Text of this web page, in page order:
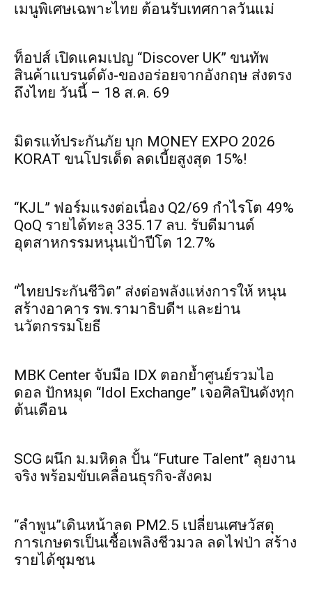
เมนูพิเศษเฉพาะไทย ต้อนรับเทศกาลวันแม่
ท็อปส์ เปิดแคมเปญ “Discover UK” ขนทัพ
สินค้าแบรนด์ดัง-ของอร่อยจากอังกฤษ ส่งตรง
ถึงไทย วันนี้ – 18 ส.ค. 69
มิตรแท้ประกันภัย บุก MONEY EXPO 2026
KORAT ขนโปรเด็ด ลดเบี้ยสูงสุด 15%!
“KJL” ฟอร์มแรงต่อเนื่อง Q2/69 กำไรโต 49%
QoQ รายได้ทะลุ 335.17 ลบ. รับดีมานด์
อุตสาหกรรมหนุนเป้าปีโต 12.7%
“ไทยประกันชีวิต” ส่งต่อพลังแห่งการให้ หนุน
สร้างอาคาร รพ.รามาธิบดีฯ และย่าน
นวัตกรรมโยธี
MBK Center จับมือ IDX ตอกย้ำศูนย์รวมไอ
ดอล ปักหมุด “Idol Exchange” เจอศิลปินดังทุก
ต้นเดือน
SCG ผนึก ม.มหิดล ปั้น “Future Talent” ลุยงาน
จริง พร้อมขับเคลื่อนธุรกิจ-สังคม
“ลำพูน”เดินหน้าลด PM2.5 เปลี่ยนเศษวัสดุ
การเกษตรเป็นเชื้อเพลิงชีวมวล ลดไฟป่า สร้าง
รายได้ชุมชน